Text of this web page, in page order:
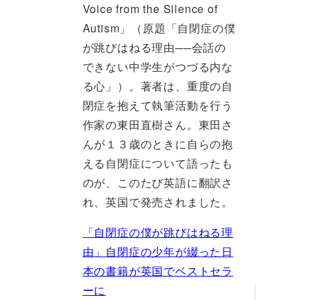
Voice from the Silence of
Autism」（原題「自閉症の僕
が跳びはねる理由──会話の
できない中学生がつづる内な
る心」）。著者は、重度の自
閉症を抱えて執筆活動を行う
作家の東田直樹さん。東田さ
んが１３歳のときに自らの抱
える自閉症について語ったも
のが、このたび英語に翻訳さ
れ、英国で発売されました。
「自閉症の僕が跳びはねる理
由」自閉症の少年が綴った日
本の書籍が英国でベストセラ
ーに